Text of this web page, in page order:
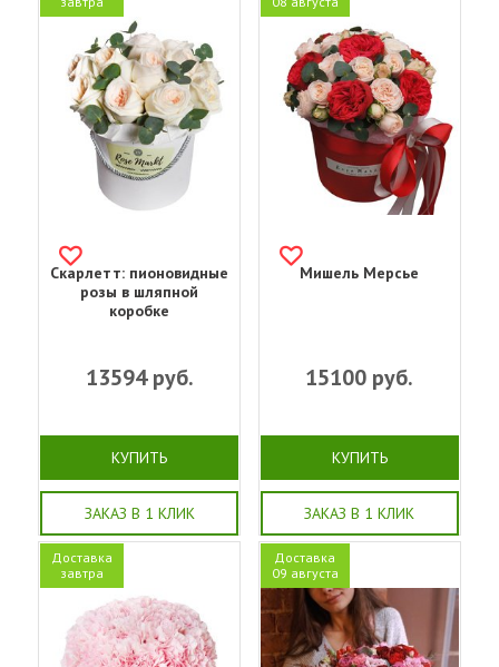
Скарлетт: пионовидные
розы в шляпной
коробке
13594руб.
КУПИТЬ
ЗАКАЗ В 1 КЛИК
Мишель Мерсье
15100 руб.
КУПИТЬ
ЗАКАЗ В 1 КЛИК
Доставка
завтра
Доставка
09 августа